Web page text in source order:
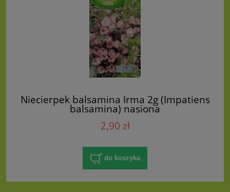
Niecierpek balsamina Irma 2g (Impatiens
balsamina) nasiona
2,90 zł
do koszyka